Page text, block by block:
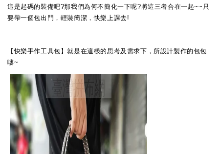
這是起碼的裝備吧?那我們為何不簡化一下呢?將這三者合在一起~~只
要帶一個包出門，輕裝簡潔，快樂上課去!
【快樂手作工具包】就是在這樣的思考及需求下，所設計製作的包包
嘍~